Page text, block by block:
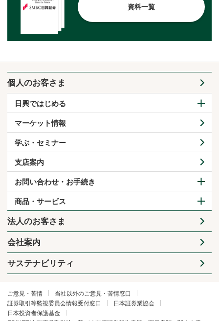
資料一覧
個人のお客さま
日興ではじめる
マーケット情報
学ぶ・セミナー
支店案内
お問い合わせ・お手続き
商品・サービス
法人のお客さま
会社案内
サステナビリティ
ご意見・苦情
当社以外のご意見・苦情窓口
証券取引等監視委員会情報受付窓口
日本証券業協会
日本投資者保護基金